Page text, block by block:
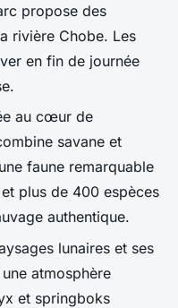
propose des
rivière Chobe. Les
en fin de journée
au cœur de
savane et
faune remarquable
plus de 400 espèces
authentique.
lunaires et ses
atmosphère
et springboks